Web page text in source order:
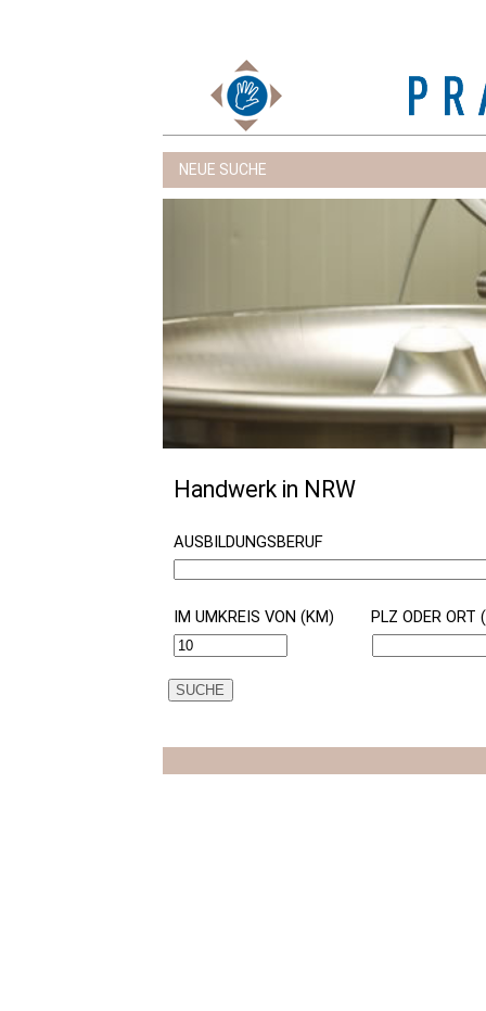
NEUE SUCHE
Handwerk in NRW
AUSBILDUNGSBERUF
IM UMKREIS VON (KM) PLZ ODER ORT